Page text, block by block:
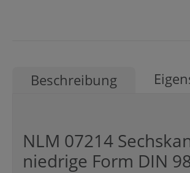
Beschreibung
NLM 07214
niedrige Form DIN